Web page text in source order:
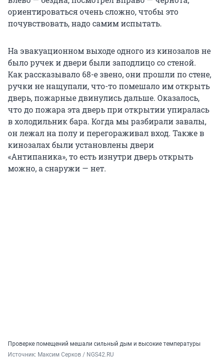
ориентироваться очень сложно, чтобы это
почувствовать, надо самим испытать.
На эвакуационном выходе одного из кинозалов не
было ручек и двери были заподлицо со стеной.
Как рассказывало 68-е звено, они прошли по стене,
ручки не нащупали, что-то помешало им открыть
дверь, пожарные двинулись дальше. Оказалось,
что до пожара эта дверь при открытии упиралась
в холодильник бара. Когда мы разбирали завалы,
он лежал на полу и перегораживал вход. Также в
кинозалах были установлены двери
«Антипаника», то есть изнутри дверь открыть
можно, а снаружи — нет.
Проверке помещений мешали сильный дым и высокие температуры
Источник: Максим Серков / NGS42.RU